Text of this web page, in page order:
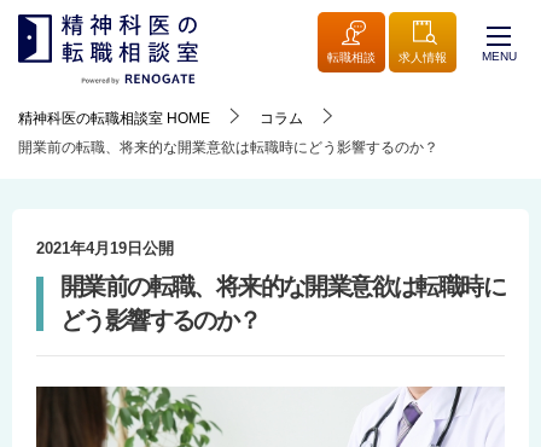
転職相談 求人情報 MENU
精神科医の転職相談室 HOME
コラム
開業前の転職、将来的な開業意欲は転職時にどう影響するのか？
2021年4月19日 公開
開業前の転職、将来的な開業意欲は転職時に
どう影響するのか？